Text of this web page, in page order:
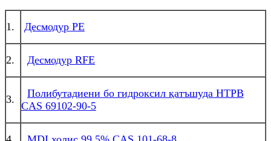
1. Десмодур РЕ
2. Десмодур RFE
3.
Полибутадиени бо гидроксил қатъшуда HTPB
CAS 69102-90-5